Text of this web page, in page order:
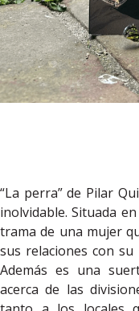
“La perra” de Pilar
inolvidable. Situada
trama de una mujer
sus relaciones con
Además es una
acerca de las